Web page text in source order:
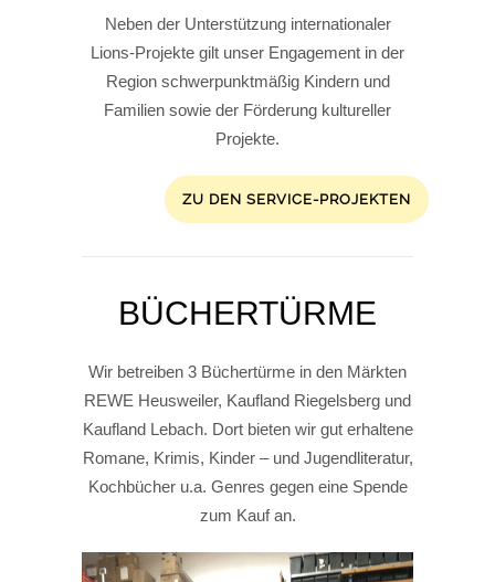
Neben der Unterstützung internationaler
Lions-Projekte gilt unser Engagement in der
Region schwerpunktmäßig Kindern und
Familien sowie der Förderung kultureller
Projekte.
ZU DEN SERVICE-PROJEKTEN
BÜCHERTÜRME
Wir betreiben 3 Büchertürme in den Märkten
REWE Heusweiler, Kaufland Riegelsberg und
Kaufland Lebach. Dort bieten wir gut erhaltene
Romane, Krimis, Kinder – und Jugendliteratur,
Kochbücher u.a. Genres gegen eine Spende
zum Kauf an.